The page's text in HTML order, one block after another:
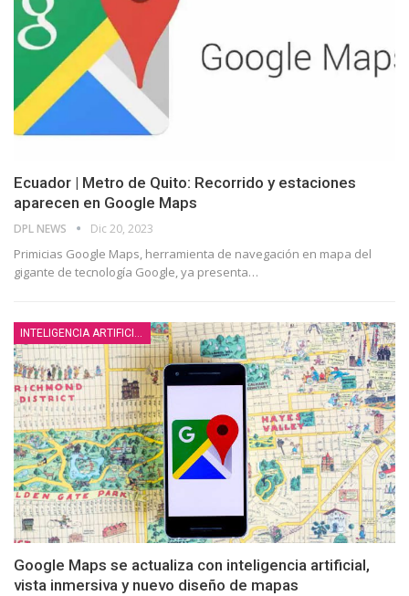
Ecuador | Metro de Quito: Recorrido y estaciones
aparecen en Google Maps
DPL NEWS Dic 20, 2023
Primicias Google Maps, herramienta de navegación en mapa del
gigante de tecnología Google, ya presenta…
Google Maps se actualiza con inteligencia artificial,
vista inmersiva y nuevo diseño de mapas